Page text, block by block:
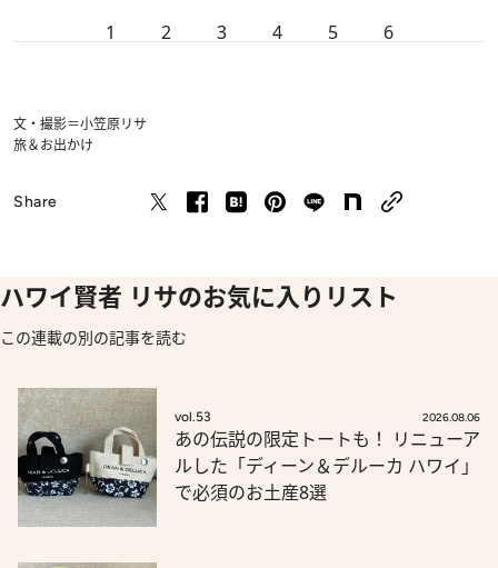
1 2 3 4 5 6
文・撮影＝小笠原リサ
旅＆お出かけ
Share
ハワイ賢者 リサのお気に入りリスト
この連載の別の記事を読む
vol.53 2026.08.06
あの伝説の限定トートも！ リニューア
ルした「ディーン＆デルーカ ハワイ」
で必須のお土産8選